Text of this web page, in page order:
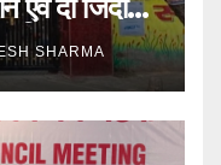
एवं दो जिंदा
दिया
SHARMA